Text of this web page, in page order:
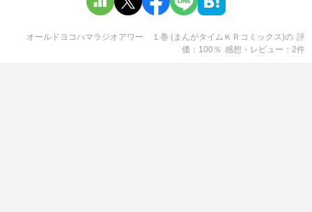
オールドヨコハマラジオアワー １巻 (まんがタイムＫＲコミックス)の 評
価
100 ％ 感想・レビュー 2件